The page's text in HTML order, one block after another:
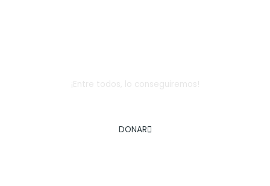
¡Entre todos, lo conseguiremos!
DONAR